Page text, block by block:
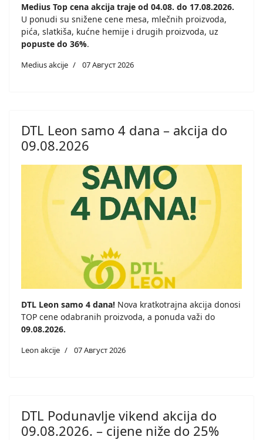
Medius Top cena akcija traje od 04.08. do 17.08.2026.
U ponudi su snižene cene mesa, mlečnih proizvoda,
pića, slatkiša, kućne hemije i drugih proizvoda, uz
popuste do 36%.
Medius akcije 07 Август 2026
DTL Leon samo 4 dana – akcija do
09.08.2026
DTL Leon samo 4 dana! Nova kratkotrajna akcija donosi
TOP cene odabranih proizvoda, a ponuda važi do
09.08.2026.
Leon akcije 07 Август 2026
DTL Podunavlje vikend akcija do
09.08.2026. – cijene niže do 25%